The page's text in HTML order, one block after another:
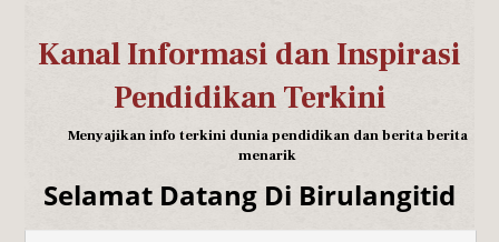
Kanal Informasi dan Inspirasi
Pendidikan Terkini
Menyajikan info terkini dunia pendidikan dan berita berita
menarik
Selamat Datang Di Birulangitid